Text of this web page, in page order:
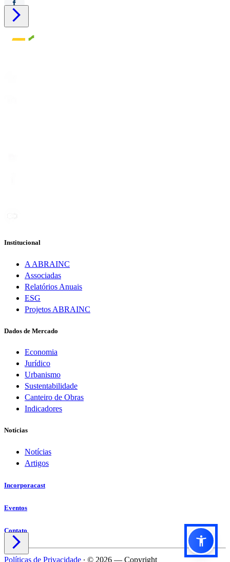

Institucional
A ABRAINC
Associadas
Relatórios Anuais
ESG
Projetos ABRAINC
Dados de Mercado
Economia
Jurídico
Urbanismo
Sustentabilidade
Canteiro de Obras
Indicadores
Notícias
Notícias
Artigos
Incorporacast
Eventos
Contato

Políticas de Privacidade ∙ © 2026 — Copyright